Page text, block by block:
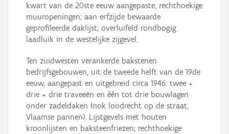
kwart van de 20ste eeuw aangepaste, rechthoekige
muuropeningen; aan erfzijde bewaarde
geprofileerde daklijst; overluifeld rondbogig
laadluik in de westelijke zijgevel.
Ten zuidwesten verankerde bakstenen
bedrijfsgebouwen, uit de tweede helft van de 19de
eeuw, aangepast en uitgebreid circa 1946: twee +
drie + drie traveeën en één tot drie bouwlagen
onder zadeldaken (nok loodrecht op de straat,
Vlaamse pannen). Lijstgevels met houten
kroonlijsten en baksteenfriezen; rechthoekige